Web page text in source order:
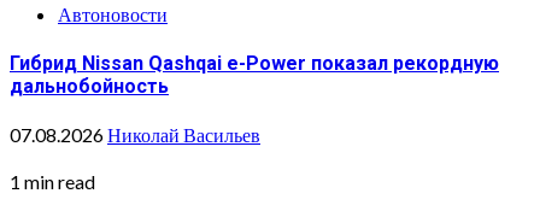
Автоновости
Гибрид Nissan Qashqai e-Power показал рекордную
дальнобойность
07.08.2026Николай Васильев
1 min read